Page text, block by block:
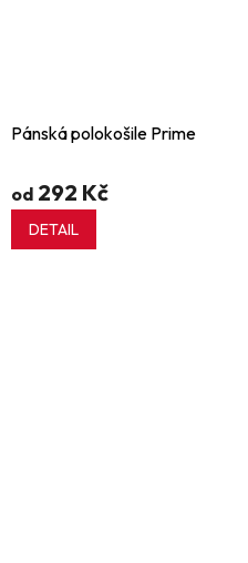
Pánská polokošile Prime
od 292 Kč
DETAIL